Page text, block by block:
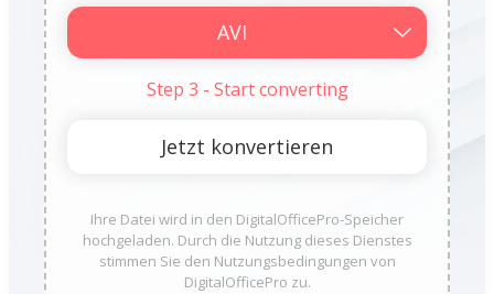
Step 3 - Start converting
Ihre Datei wird in den DigitalOfficePro-Speicher
hochgeladen. Durch die Nutzung dieses Dienstes
stimmen Sie den Nutzungsbedingungen von
DigitalOfficePro zu.